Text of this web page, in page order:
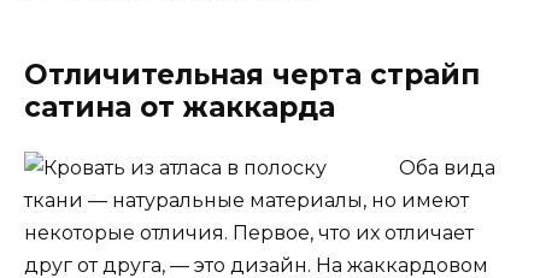
Отличительная черта страйп
сатина от жаккарда
Оба вида
ткани — натуральные материалы, но имеют
некоторые отличия. Первое, что их отличает
друг от друга, — это дизайн. На жаккардовом